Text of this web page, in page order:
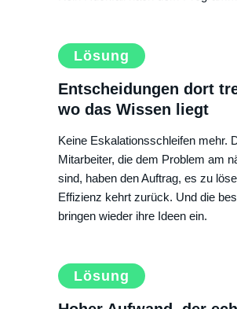
Lösung
Entscheidungen dort
wo das Wissen liegt
Keine Eskalationsschleifen mehr.
Mitarbeiter, die dem Problem am
sind, haben den Auftrag, es zu
Effizienz kehrt zurück. Und die
bringen wieder ihre Ideen ein.
Lösung